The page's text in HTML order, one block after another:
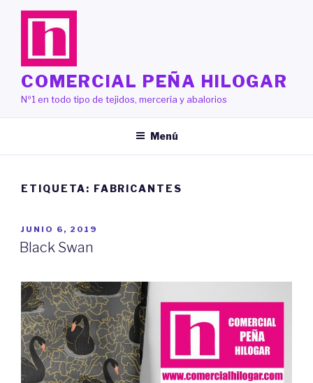
Saltar
COMERCIAL PEÑA HILOGAR
Nº1 en todo tipo de tejidos, mercería y abalorios
Menú
ETIQUETA: FABRICANTES
PUBLICADO
EL
JUNIO 6, 2019
Black Swan